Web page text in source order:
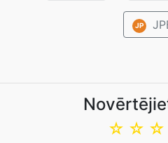
JP
☆
☆
☆